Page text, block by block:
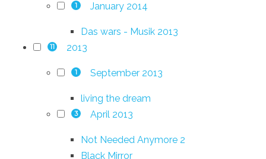
1 January 2014
Das wars - Musik 2013
11 2013
1 September 2013
living the dream
3 April 2013
Not Needed Anymore 2
Black Mirror